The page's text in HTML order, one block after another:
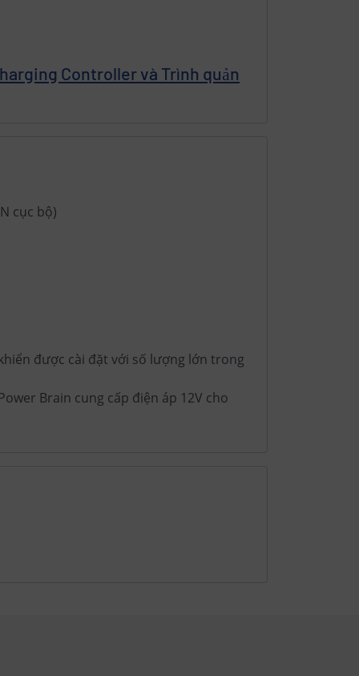
Controller và Trình quản
cục bộ)
được cài đặt với số lượng lớn trong
Brain cung cấp điện áp 12V cho